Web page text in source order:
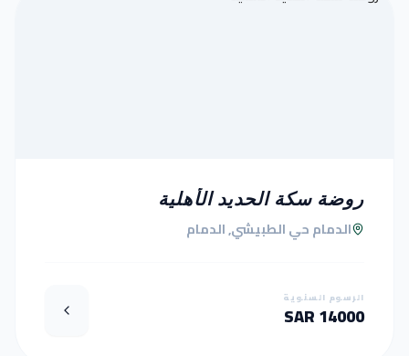
روضة سكة الحديد الأهلية
الدمام حي الطبيشي, الدمام
الرسوم السنوية
14000 SAR